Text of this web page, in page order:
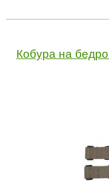
Кобура на